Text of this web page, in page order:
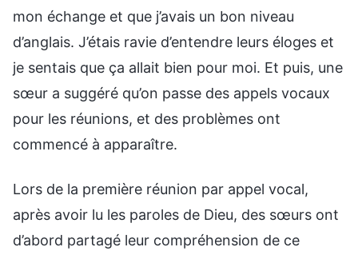
mon échange et que j’avais un bon niveau
d’anglais. J’étais ravie d’entendre leurs éloges et
je sentais que ça allait bien pour moi. Et puis, une
sœur a suggéré qu’on passe des appels vocaux
pour les réunions, et des problèmes ont
commencé à apparaître.
Lors de la première réunion par appel vocal,
après avoir lu les paroles de Dieu, des sœurs ont
d’abord partagé leur compréhension de ce